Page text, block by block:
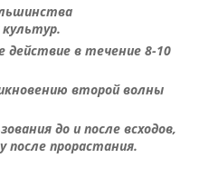
в течение 8-10
второй волны
до и после всходов,
после прорастания.